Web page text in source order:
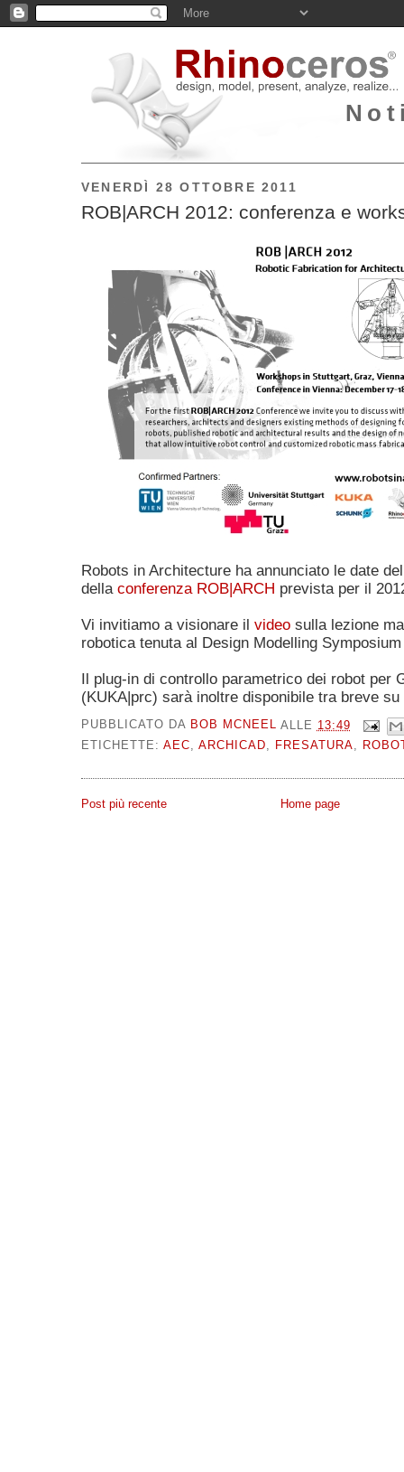
VENERDÌ 28 OTTOBRE 2011
ROB|ARCH 2012: conferenza e
Robots in Architecture ha annunciato le date
della conferenza ROB|ARCH prevista per il
Vi invitiamo a visionare il video sulla lezione
robotica tenuta al Design Modelling
Il plug-in di controllo parametrico dei robot per
(KUKA|prc) sarà inoltre disponibile tra breve su
PUBBLICATO DA BOB MCNEEL ALLE 13:49
ETICHETTE: AEC, ARCHICAD, FRESATURA,
Post più recente Home page